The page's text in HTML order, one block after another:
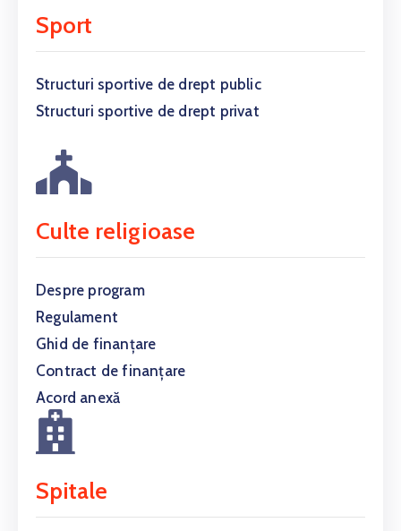
Sport
Structuri sportive de drept public
Structuri sportive de drept privat
Culte religioase
Despre program
Regulament
Ghid de finanțare
Contract de finanțare
Acord anexă
Spitale